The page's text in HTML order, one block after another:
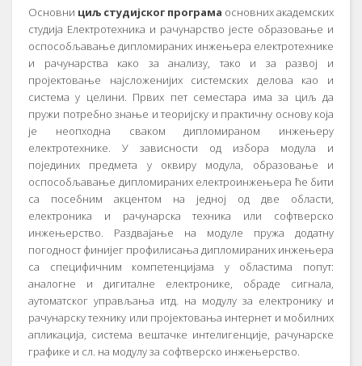
Основни циљ студијског програма основних академских
студија Електротехника и рачунарство јесте образовање и
оспособљавање дипломираних инжењера електротехнике
и рачунарства како за анализу, тако и за развој и
пројектовање најсложенијих системских делова као и
система у целини. Првих пет семестара има за циљ да
пружи потребно знање и теоријску и практичну основу која
је неопходна сваком дипломираном инжењеру
електротехнике. У зависности од избора модула и
појединих предмета у оквиру модула, образовање и
оспособљавање дипломираних електроинжењера ће бити
са посебним акцентом на једној од две области,
електроника и рачунарска техника или софтверско
инжењерство. Раздвајање на модуле пружа додатну
погодност финијег профилисања дипломираних инжењера
са специфичним компетенцијама у областима попут:
аналогне и дигиталне електронике, обраде сигнала,
аутоматског управљања итд. на модулу за електронику и
рачунарску технику или пројектовања интернет и мобилних
апликација, система вештачке интелигенције, рачунарске
графике и сл. на модулу за софтверско инжењерство.